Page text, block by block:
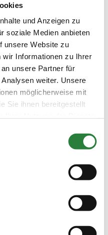
und Anzeigen zu
soziale Medien anbieten
unsere Website zu
wir Informationen zu Ihrer
unsere Partner für
weiter. Unsere
möglicherweise mit
Sie ihnen bereitgestellt
erfolgsdaten.de
Preisgeld
100,00 €